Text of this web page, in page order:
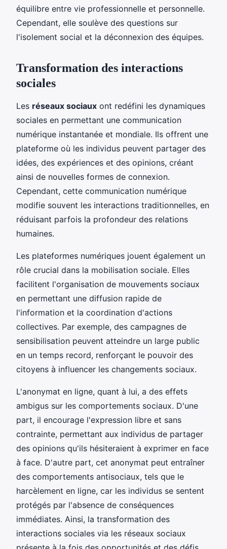
équilibre entre vie professionnelle et personnelle.
Cependant, elle soulève des questions sur
l'isolement social et la déconnexion des équipes.
Transformation des interactions
sociales
Les réseaux sociaux ont redéfini les dynamiques
sociales en permettant une communication
numérique instantanée et mondiale. Ils offrent une
plateforme où les individus peuvent partager des
idées, des expériences et des opinions, créant
ainsi de nouvelles formes de connexion.
Cependant, cette communication numérique
modifie souvent les interactions traditionnelles, en
réduisant parfois la profondeur des relations
humaines.
Les plateformes numériques jouent également un
rôle crucial dans la mobilisation sociale. Elles
facilitent l'organisation de mouvements sociaux
en permettant une diffusion rapide de
l'information et la coordination d'actions
collectives. Par exemple, des campagnes de
sensibilisation peuvent atteindre un large public
en un temps record, renforçant le pouvoir des
citoyens à influencer les changements sociaux.
L'anonymat en ligne, quant à lui, a des effets
ambigus sur les comportements sociaux. D'une
part, il encourage l'expression libre et sans
contrainte, permettant aux individus de partager
des opinions qu'ils hésiteraient à exprimer en face
à face. D'autre part, cet anonymat peut entraîner
des comportements antisociaux, tels que le
harcèlement en ligne, car les individus se sentent
protégés par l'absence de conséquences
immédiates. Ainsi, la transformation des
interactions sociales via les réseaux sociaux